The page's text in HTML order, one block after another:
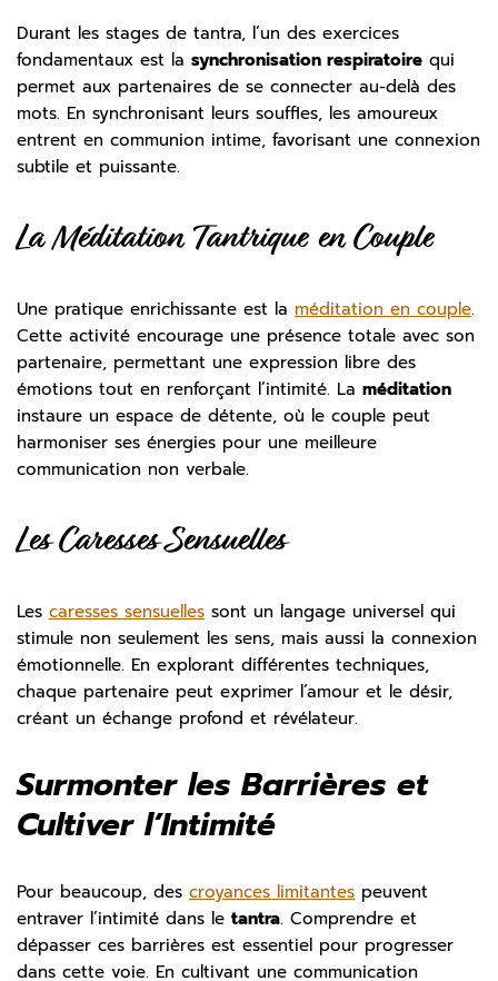
Durant les stages de tantra, l’un des exercices
fondamentaux est la synchronisation respiratoire qui
permet aux partenaires de se connecter au-delà des
mots. En synchronisant leurs souffles, les amoureux
entrent en communion intime, favorisant une connexion
subtile et puissante.
La Méditation Tantrique en Couple
Une pratique enrichissante est la méditation en couple.
Cette activité encourage une présence totale avec son
partenaire, permettant une expression libre des
émotions tout en renforçant l’intimité. La méditation
instaure un espace de détente, où le couple peut
harmoniser ses énergies pour une meilleure
communication non verbale.
Les Caresses Sensuelles
Les caresses sensuelles sont un langage universel qui
stimule non seulement les sens, mais aussi la connexion
émotionnelle. En explorant différentes techniques,
chaque partenaire peut exprimer l’amour et le désir,
créant un échange profond et révélateur.
Surmonter les Barrières et
Cultiver l’Intimité
Pour beaucoup, des croyances limitantes peuvent
entraver l’intimité dans le tantra. Comprendre et
dépasser ces barrières est essentiel pour progresser
dans cette voie. En cultivant une communication